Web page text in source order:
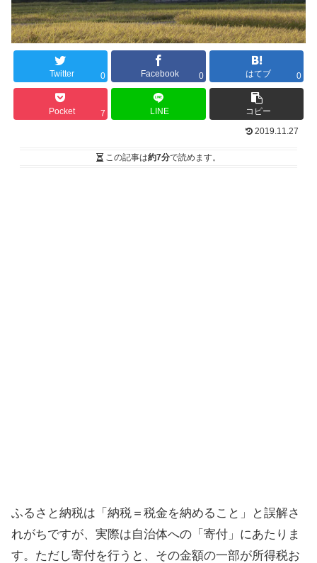
Twitter 0 Facebook 0 はてブ 0
Pocket 7 LINE
コピー
2019.11.27
この記事は約7分で読めます。
ふるさと納税は「納税＝税金を納めること」と誤解さ
れがちですが、実際は自治体への「寄付」にあたりま
す。ただし寄付を行うと、その金額の一部が所得税お